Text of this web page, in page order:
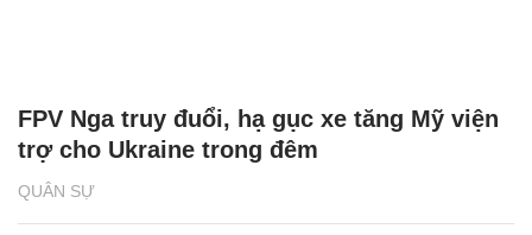
QUÂN SỰ
FPV Nga truy đuổi, hạ gục xe tăng Mỹ viện
trợ cho Ukraine trong đêm